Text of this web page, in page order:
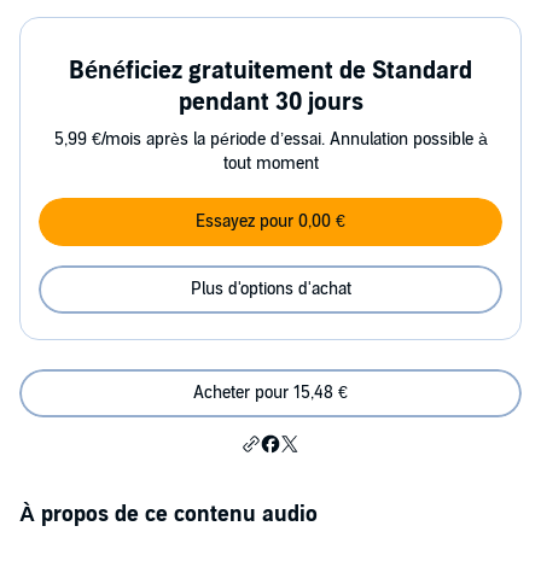
Bénéficiez gratuitement de Standard
pendant 30 jours
5,99 €/mois après la période d’essai. Annulation possible à
tout moment
Essayez pour 0,00 €
Plus d'options d'achat
Acheter pour 15,48 €
À propos de ce contenu audio